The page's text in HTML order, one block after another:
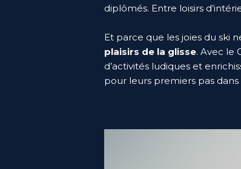
diplômés. Entre loisirs
Et parce que les joies du ski
plaisirs de la glisse. Avec le
d’activités ludiques et
pour leurs premiers pas